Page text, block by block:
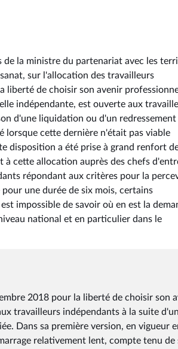
la ministre du partenariat avec les
sur l'allocation des travailleurs
liberté de choisir son avenir
indépendante, est ouverte aux
d'une liquidation ou d'un redressement
lorsque cette dernière n'était pas viable
disposition a été prise à grand renfort
cette allocation auprès des chefs
répondant aux critères pour la
une durée de six mois, certains
impossible de savoir où en est la
national et en particulier dans le
2018 pour la liberté de choisir son
travailleurs indépendants à la suite
Dans sa première version, en vigueur
relativement lent, compte tenu de